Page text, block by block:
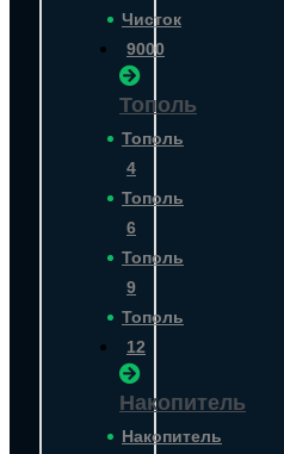
Чисток
9000
Тополь
Тополь
4
Тополь
6
Тополь
9
Тополь
12
Накопитель
Накопитель